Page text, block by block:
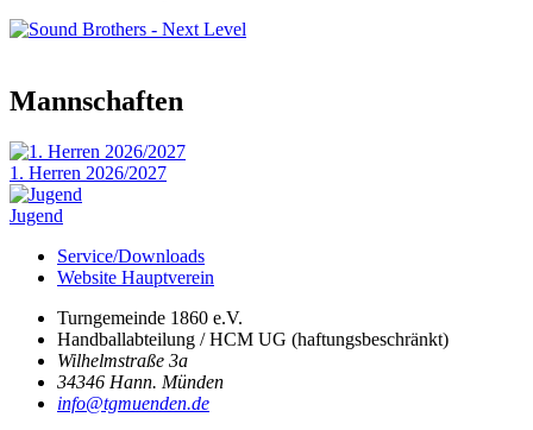
Mannschaften
1. Herren 2026/2027
Jugend
Service/Downloads
Website Hauptverein
Turngemeinde 1860 e.V.
Handballabteilung / HCM UG (haftungsbeschränkt)
Wilhelmstraße 3a
34346 Hann. Münden
info@tgmuenden.de